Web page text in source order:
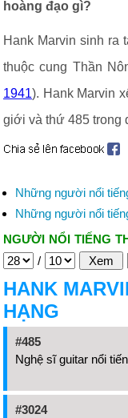
hoàng đạo gì?
Hank Marvin sinh ra
thuộc cung Thần
1941). Hank Marvin
giới và thứ 485 trong
Những người nổi
Những người nổi
NGƯỜI NỔI TIẾNG
/
HANK
HẠNG
#485
Nghệ sĩ guitar nổi
#3024